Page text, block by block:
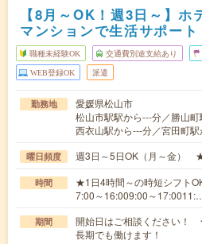
【8月～OK！週3日～】ホ
マンションで生活サポー
職種未経験OK 交通費別途支給あり
WEB登録OK 派遣
勤務地
愛媛県松山市
松山市駅駅から---分／勝山
西衣山駅から---分／宮田町
曜日頻度 週3日～5日OK（月～金）
時間
★1日4時間～の時短シフト
7:00～16:009:00～
期間
開始日はご相談ください
長期でも働けます！